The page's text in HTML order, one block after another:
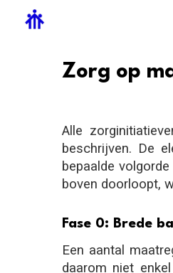
Zorg op
Alle
beschrijven. De
bepaalde
boven doorloopt,
Fase 0: Brede
Een aantal
daarom niet